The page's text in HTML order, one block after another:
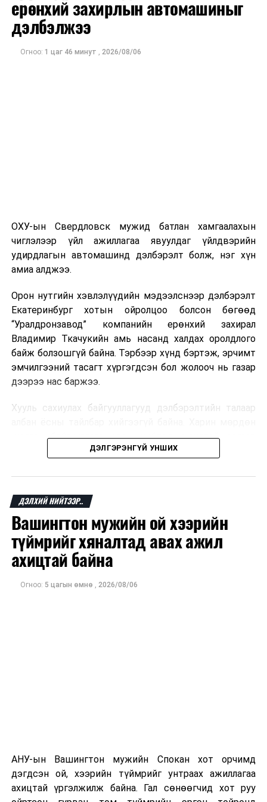
илэрхийлж байгаа юм.
ДАРААХ МЭДЭЭ
Олон улсын парламентын өдрийг тохиолдуулан
ерөнхий захирлын автомашиныг
дэлбэлжээ
Огноо: 1 цаг 46 минут 2026/08/06
ОХУ-ын Свердловск мужид батлан хамгаалахын
чиглэлээр үйл ажиллагаа явуулдаг үйлдвэрийн
удирдлагын автомашинд дэлбэрэлт болж, нэг хүн
амиа алджээ.
Орон нутгийн хэвлэлүүдийн мэдээлснээр дэлбэрэлт
Екатеринбург хотын ойролцоо болсон бөгөөд
“Уралдронзавод” компанийн ерөнхий захирал
Владимир Ткачукийн амь насанд халдах оролдлого
байж болзошгүй байна. Тэрбээр хүнд бэртэж, эрчимт
эмчилгээний тасагт хүргэгдсэн бол жолооч нь газар
дээрээ нас баржээ.
Хууль сахиулах байгууллагууд дэлбэрэлтийн талаар
шалгах байгууллага олон нийтэд аюултай аргаар
хүний амь насанд халдахыг завдсан гэх үндэслэлээр
мэдээлжээ.
“Уралдронзавод” компани 2023 онд Екатеринбург
хотод байгуулагдсан бөгөөд нисгэгчгүй нисэх
төхөөрөмж үйлдвэрлэдэг аж. Тус компанийн 2025
оны орлого 6.2 тэрбум рубль, цэвэр ашиг нь 1.9
тэрбум рубльд хүрсэн гэж РБК мэдээлсэн байна.
Одоогоор дэлбэрэлтийн шалтгаан, хэрэгт холбоотой
ДЭЛГЭРЭНГҮЙ УНШИХ
ДЭЛХИЙ НИЙТЭЭР..
Вашингтон мужийн ой хээрийн
түймрийг хяналтад авах ажил
ахицтай байна
Огноо: 5 цагын өмнө 2026/08/06
АНУ-ын Вашингтон мужийн Спокан хот орчимд
дэгдсэн ой, хээрийн түймрийг унтраах ажиллагаа
ахицтай үргэлжилж байна. Гал сөнөөгчид хот руу